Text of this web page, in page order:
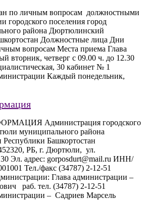
по личным вопросам должностными
городского поселения город
района Дюртюлинский
Должностные лица Дни
вопросам Места приема Глава
вторник, четверг с 09.00 ч. до 12.30
30 кабинет № 1
Каждый понедельник,
Администрация городского
муниципального района
Башкортостан
РБ, г. Дюртюли, ул.
Эл. адрес: gorposdurt@mail.ru ИНН/
Тел./факс (34787) 2-12-51
Глава администрации –
раб. тел. (34787) 2-12-51
– Садриев Марсель